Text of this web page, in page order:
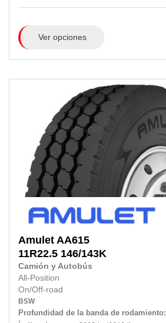
Ver opciones
Amulet AA615
11R22.5 146/143K
Camión y Autobús
All-Position
On/Off-road
BSW
Profundidad de la banda de rodamiento: